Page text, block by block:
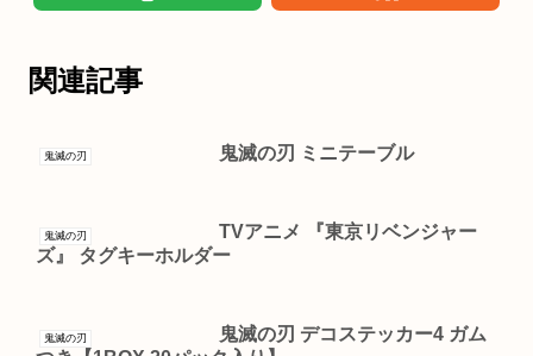
関連記事
鬼滅の刃 鬼滅の刃 ミニテーブル
鬼滅の刃
TVアニメ 『東京リベンジャー
ズ』 タグキーホルダー
鬼滅の刃
鬼滅の刃 デコステッカー4 ガム